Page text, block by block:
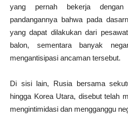
yang pernah bekerja dengan
pandangannya bahwa pada
yang dapat dilakukan dari
balon, sementara banyak
mengantisipasi ancaman tersebut.
Di sisi lain, Rusia bersama
hingga Korea Utara, disebut telah
mengintimidasi dan mengganggu